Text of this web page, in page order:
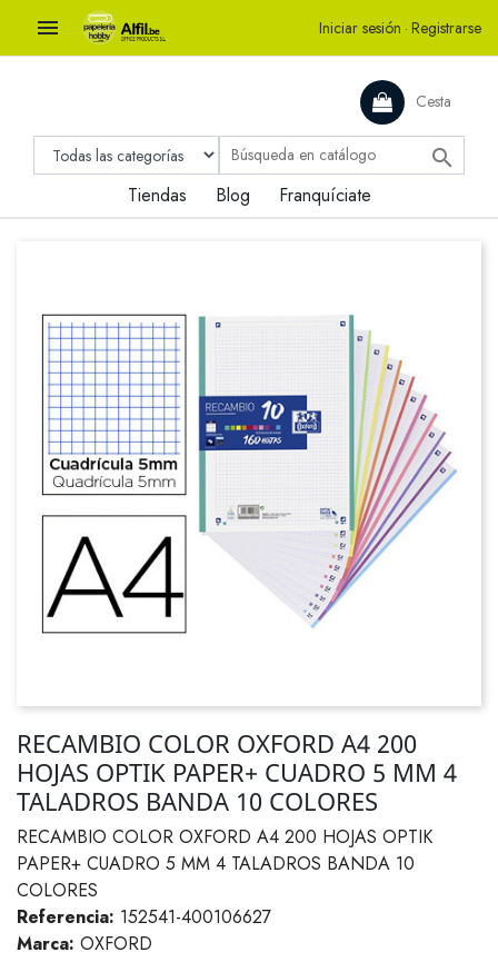
 Iniciar sesión · Registrarse
Cesta

Tiendas Blog Franquíciate
RECAMBIO COLOR OXFORD A4 200
HOJAS OPTIK PAPER+ CUADRO 5 MM 4
TALADROS BANDA 10 COLORES
RECAMBIO COLOR OXFORD A4 200 HOJAS OPTIK
PAPER+ CUADRO 5 MM 4 TALADROS BANDA 10
COLORES
Referencia: 152541-400106627
Marca: OXFORD